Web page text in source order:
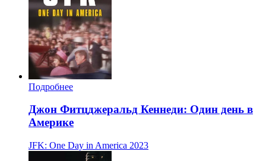
Подробнее
Джон Фитцджеральд Кеннеди: Один день в
Америке
JFK: One Day in America 2023